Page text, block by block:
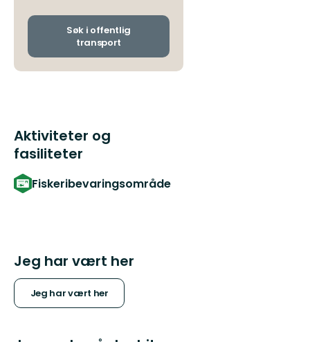
og
Søk i offentlig
transport
Aktiviteter og
fasiliteter
Fiskeribevaringsområde
Jeg har vært her
Jeg har vært her